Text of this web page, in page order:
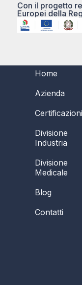
Con il progetto
Europei della
Home
Azienda
Certificazioni
Divisione
Industria
Divisione
Medicale
Blog
Contatti